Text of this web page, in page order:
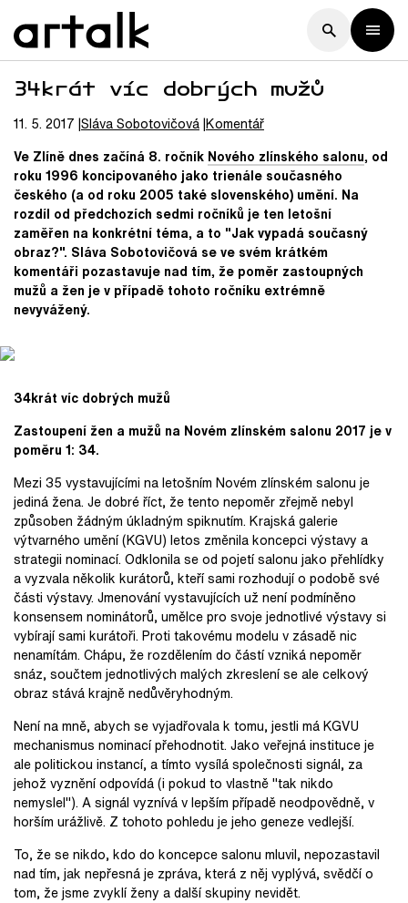
34krát víc dobrých mužů
11. 5. 2017 SlávaSobotovičová Komentář
Ve Zlíně dnes začíná 8. ročník Nového zlínského salonu, od
roku 1996 koncipovaného jako trienále současného
českého (a od roku 2005 také slovenského) umění. Na
rozdíl od předchozích sedmi ročníků je ten letošní
zaměřen na konkrétní téma, a to "Jak vypadá současný
obraz?". Sláva Sobotovičová se ve svém krátkém
komentáři pozastavuje nad tím, že poměr zastoupných
mužů a žen je v případě tohoto ročníku extrémně
nevyvážený.
34krát víc dobrých mužů
Zastoupení žen a mužů na Novém zlínském salonu 2017 je v
poměru 1: 34.
Mezi 35 vystavujícími na letošním Novém zlínském salonu je
jediná žena. Je dobré říct, že tento nepoměr zřejmě nebyl
způsoben žádným úkladným spiknutím. Krajská galerie
výtvarného umění (KGVU) letos změnila koncepci výstavy a
strategii nominací. Odklonila se od pojetí salonu jako přehlídky
a vyzvala několik kurátorů, kteří sami rozhodují o podobě své
části výstavy. Jmenování vystavujících už není podmíněno
konsensem nominátorů, umělce pro svoje jednotlivé výstavy si
vybírají sami kurátoři. Proti takovému modelu v zásadě nic
nenamítám. Chápu, že rozdělením do částí vzniká nepoměr
snáz, součtem jednotlivých malých zkreslení se ale celkový
obraz stává krajně nedůvěryhodným.
Není na mně, abych se vyjadřovala k tomu, jestli má KGVU
mechanismus nominací přehodnotit. Jako veřejná instituce je
ale politickou instancí, a tímto vysílá společnosti signál, za
jehož vyznění odpovídá (i pokud to vlastně "tak nikdo
nemyslel"). A signál vyznívá v lepším případě neodpovědně, v
horším urážlivě. Z tohoto pohledu je jeho geneze vedlejší.
To, že se nikdo, kdo do koncepce salonu mluvil, nepozastavil
nad tím, jak nepřesná je zpráva, která z něj vyplývá, svědčí o
tom, že jsme zvyklí ženy a další skupiny nevidět.